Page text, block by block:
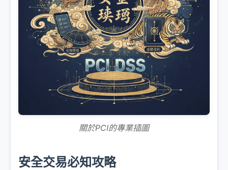
關於PCI的專業插圖
安全交易必知攻略